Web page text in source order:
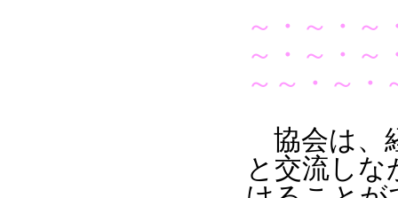
～・～・～
～・～・～
～～・～・
協会は、
と交流し